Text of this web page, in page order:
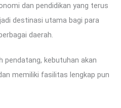
dan pendidikan yang terus
destinasi utama bagi para
daerah.
pendatang, kebutuhan akan
memiliki fasilitas lengkap pun